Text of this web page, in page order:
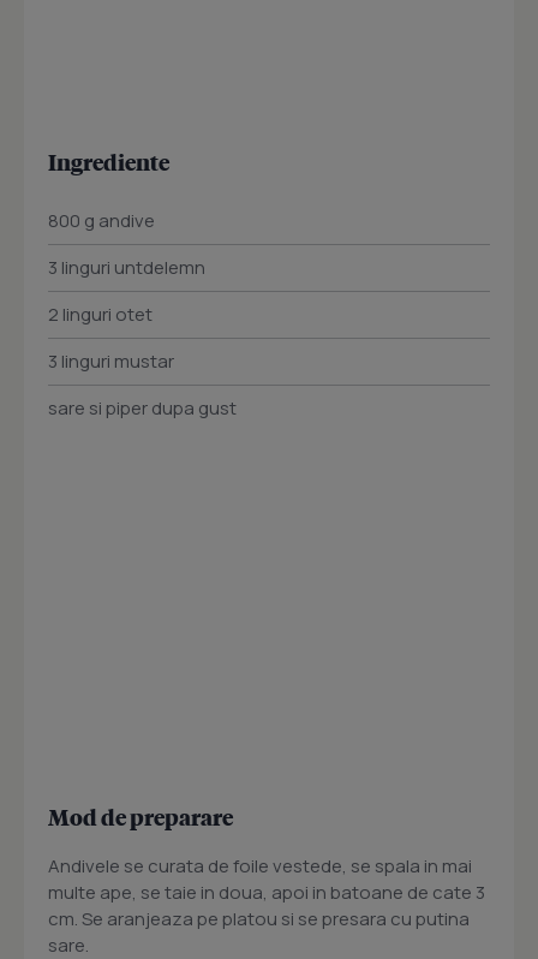
Ingrediente
800 g andive
3 linguri untdelemn
2 linguri otet
3 linguri mustar
sare si piper dupa gust
Mod de preparare
Andivele se curata de foile vestede, se spala in mai
multe ape, se taie in doua, apoi in batoane de cate 3
cm. Se aranjeaza pe platou si se presara cu putina
sare.